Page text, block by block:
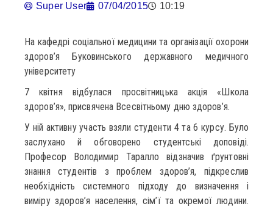
Super User 07/04/2015 10:19
На кафедрі соціальної медицини та організації охорони
здоров’я Буковинського державного медичного
університету
7 квітня відбулася просвітницька акція «Школа
здоров’я», присвячена Всесвітньому дню здоров’я.
У ній активну участь взяли студенти 4 та 6 курсу. Було
заслухано й обговорено студентські доповіді.
Професор Володимир Таралло відзначив ґрунтовні
знання студентів з проблем здоров’я, підкреслив
необхідність системного підходу до визначення і
виміру здоров’я населення, сім’ї та окремої людини.